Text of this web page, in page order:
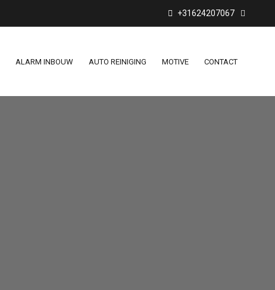
+31624207067
ALARM INBOUW AUTO REINIGING MOTIVE CONTACT